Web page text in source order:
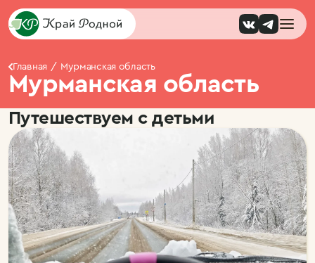
Главная Мурманская область
Мурманская область
Путешествуем с детьми